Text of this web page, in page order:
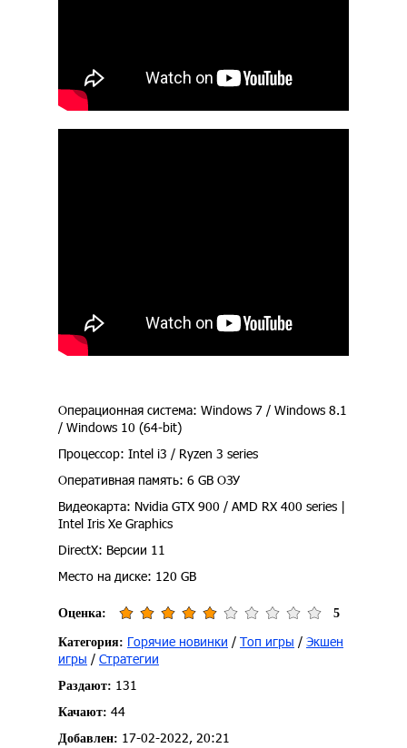
Операционная система: Windows 7 / Windows 8.1
/ Windows 10 (64-bit)
Процессор: Intel i3 / Ryzen 3 series
Оперативная память: 6 GB ОЗУ
Видеокарта: Nvidia GTX 900 / AMD RX 400 series |
Intel Iris Xe Graphics
DirectX: Версии 11
Место на диске: 120 GB
Оценка: 5
Категория: Горячие новинки / Топ игры / Экшен
игры / Стратегии
Раздают: 131
Качают: 44
Добавлен: 17-02-2022, 20:21